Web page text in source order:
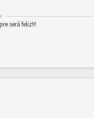
será feliz!!!